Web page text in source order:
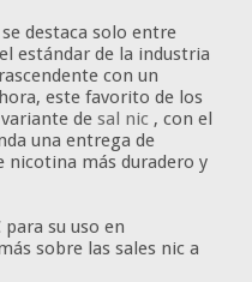
destaca solo entre
estándar de la industria
con un
este favorito de los
desal nic , con el
una entrega de
nicotina más duradero y
su uso en
sobre las sales nic a